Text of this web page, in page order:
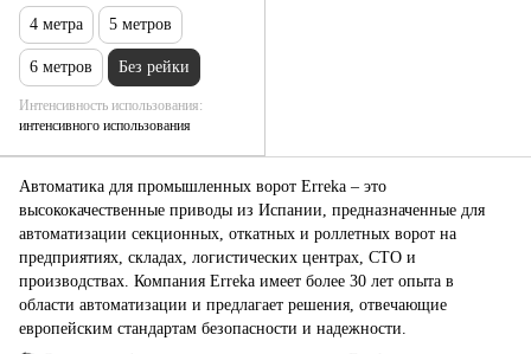
Автоматика для промышленных ворот Erreka – это
высококачественные приводы из Испании, предназначенные для
автоматизации секционных, откатных и роллетных ворот на
предприятиях, складах, логистических центрах, СТО и
производствах. Компания Erreka имеет более 30 лет опыта в
области автоматизации и предлагает решения, отвечающие
европейским стандартам безопасности и надежности.
4 метра 5 метров
6 метров Без рейки
Интенсивность использования
интенсивного использования